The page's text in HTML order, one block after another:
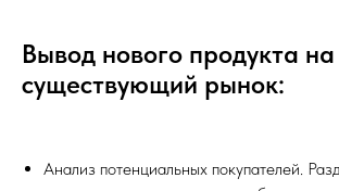
Вывод нового продукта на
существующий рынок:
Анализ потенциальных покупателей.